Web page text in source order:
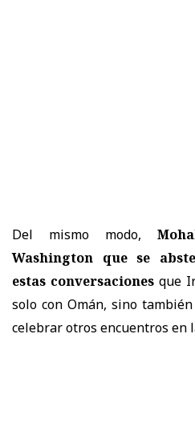
Del mismo modo,
Washington que se
estas conversaciones que
solo con Omán, sino
celebrar otros encuentros en